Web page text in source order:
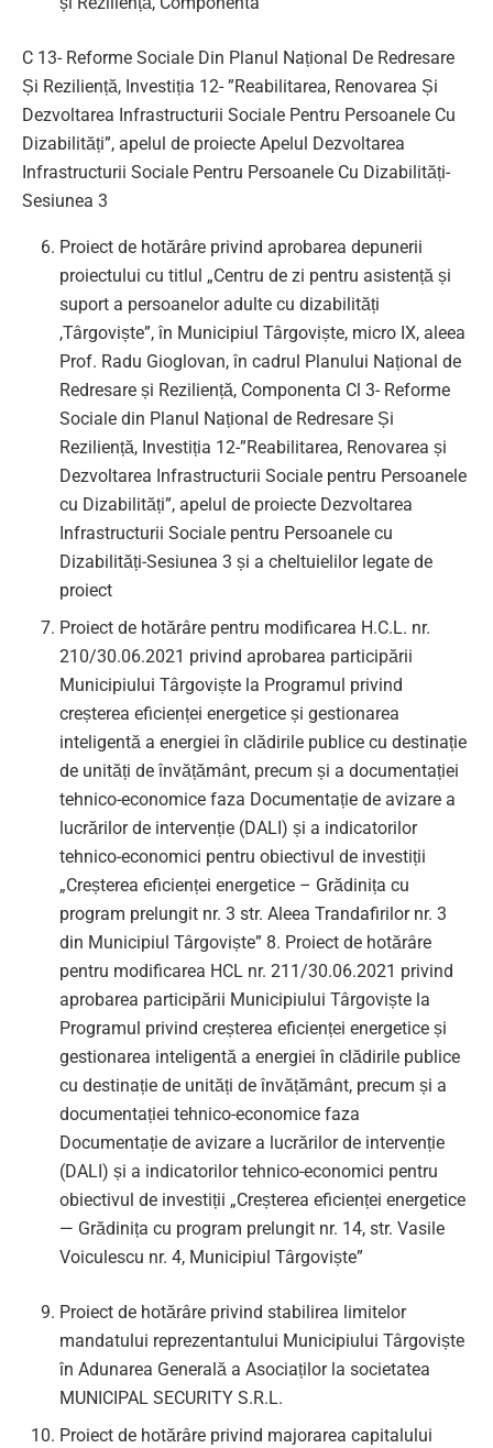
C 13- Reforme Sociale Din Planul Național De Redresare
Și Reziliență, Investiția 12- ”Reabilitarea, Renovarea Și
Dezvoltarea Infrastructurii Sociale Pentru Persoanele Cu
Dizabilități”, apelul de proiecte Apelul Dezvoltarea
Infrastructurii Sociale Pentru Persoanele Cu Dizabilități-
Sesiunea 3
Proiect de hotărâre privind aprobarea depunerii
proiectului cu titlul „Centru de zi pentru asistență și
suport a persoanelor adulte cu dizabilități
,Târgoviște”, în Municipiul Târgoviște, micro IX, aleea
Prof. Radu Gioglovan, în cadrul Planului Național de
Redresare și Reziliență, Componenta Cl 3- Reforme
Sociale din Planul Național de Redresare Și
Reziliență, Investiția 12-”Reabilitarea, Renovarea și
Dezvoltarea Infrastructurii Sociale pentru Persoanele
cu Dizabilități”, apelul de proiecte Dezvoltarea
Infrastructurii Sociale pentru Persoanele cu
Dizabilități-Sesiunea 3 și a cheltuielilor legate de
proiect
Proiect de hotărâre pentru modificarea H.C.L. nr.
210/30.06.2021 privind aprobarea participării
Municipiului Târgoviște la Programul privind
creșterea eficienței energetice și gestionarea
inteligentă a energiei în clădirile publice cu destinație
de unități de învățământ, precum și a documentației
tehnico-economice faza Documentație de avizare a
lucrărilor de intervenție (DALI) și a indicatorilor
tehnico-economici pentru obiectivul de investiții
„Creșterea eficienței energetice – Grădinița cu
program prelungit nr. 3 str. Aleea Trandafirilor nr. 3
din Municipiul Târgoviște” 8. Proiect de hotărâre
pentru modificarea HCL nr. 211/30.06.2021 privind
aprobarea participării Municipiului Târgoviște la
Programul privind creșterea eficienței energetice și
gestionarea inteligentă a energiei în clădirile publice
cu destinație de unități de învățământ, precum și a
documentației tehnico-economice faza
Documentație de avizare a lucrărilor de intervenție
(DALI) și a indicatorilor tehnico-economici pentru
obiectivul de investiții „Creșterea eficienței energetice
— Grădinița cu program prelungit nr. 14, str. Vasile
Voiculescu nr. 4, Municipiul Târgoviște”
Proiect de hotărâre privind stabilirea limitelor
mandatului reprezentantului Municipiului Târgoviște
în Adunarea Generală a Asociaților la societatea
MUNICIPAL SECURITY S.R.L.
Proiect de hotărâre privind majorarea capitalului